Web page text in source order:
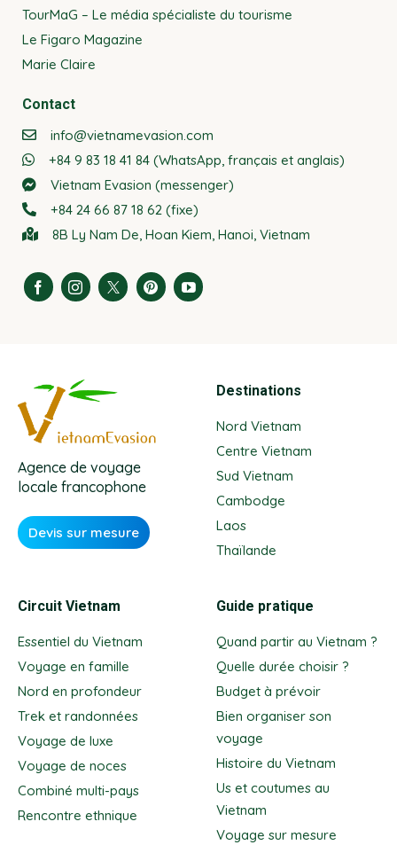
TourMaG – Le média spécialiste du tourisme
Le Figaro Magazine
Marie Claire
Contact
info@vietnamevasion.com
+84 9 83 18 41 84 (WhatsApp, français et anglais)
Vietnam Evasion (messenger)
+84 24 66 87 18 62 (fixe)
8B Ly Nam De, Hoan Kiem, Hanoi, Vietnam
Agence de voyage
locale francophone
Devis sur mesure
Destinations
Nord Vietnam
Centre Vietnam
Sud Vietnam
Cambodge
Laos
Thaïlande
Circuit Vietnam
Essentiel du Vietnam
Voyage en famille
Nord en profondeur
Trek et randonnées
Voyage de luxe
Voyage de noces
Combiné multi-pays
Rencontre ethnique
Guide pratique
Quand partir au Vietnam ?
Quelle durée choisir ?
Budget à prévoir
Bien organiser son
voyage
Histoire du Vietnam
Us et coutumes au
Vietnam
Voyage sur mesure